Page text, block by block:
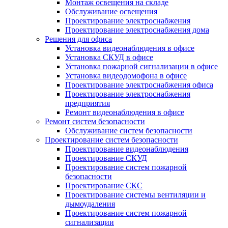
Монтаж освещения на складе
Обслуживание освещения
Проектирование электроснабжения
Проектирование электроснабжения дома
Решения для офиса
Установка видеонаблюдения в офисе
Установка СКУД в офисе
Установка пожарной сигнализации в офисе
Установка видеодомофона в офисе
Проектирование электроснабжения офиса
Проектирование электроснабжения
предприятия
Ремонт видеонаблюдения в офисе
Ремонт систем безопасности
Обслуживание систем безопасности
Проектирование систем безопасности
Проектирование видеонаблюдения
Проектирование СКУД
Проектирование систем пожарной
безопасности
Проектирование СКС
Проектирование системы вентиляции и
дымоудаления
Проектирование систем пожарной
сигнализации